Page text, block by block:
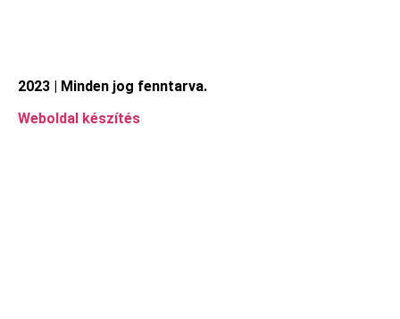
2023 | Minden jog fenntarva.
Weboldal készítés